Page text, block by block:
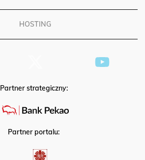
HOSTING
Partner strategiczny:
Partner portalu: